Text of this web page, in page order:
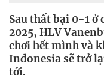
Sau thất bại 0-1 ở
2025, HLV
chơi hết mình và
Indonesia sẽ trở
tới.